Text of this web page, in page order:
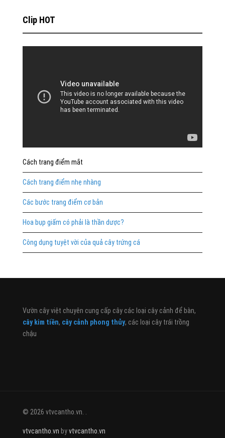
Clip HOT
Cách trang điểm mắt
Cách trang điểm nhẹ nhàng
Các bước trang điểm cơ bản
Hoa bụp giấm có phải là thần dược?
Công dụng tuyệt vời của quả cây trứng cá
Vườn cây việt chuyên cung cấp cây các loại cây cảnh để bàn,
cây kim tiền, cây cảnh phong thủy, các loại cây trái trồng
chậu
© 2026 vtvcantho.vn. .
vtvcantho.vn byvtvcantho.vn